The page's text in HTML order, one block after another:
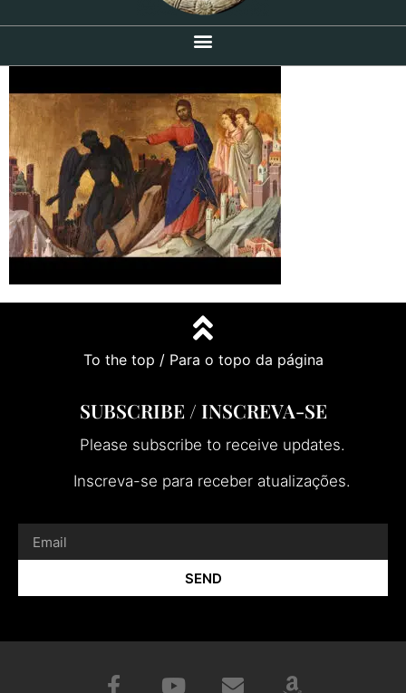
To the top / Para o topo da página
SUBSCRIBE / INSCREVA-SE
Please subscribe to receive updates.
Inscreva-se para receber atualizações.
SEND